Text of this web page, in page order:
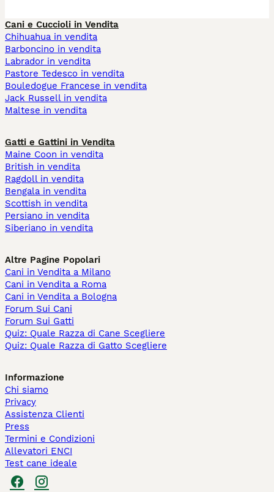
Cani e Cuccioli in Vendita
Chihuahua in vendita
Barboncino in vendita
Labrador in vendita
Pastore Tedesco in vendita
Bouledogue Francese in vendita
Jack Russell in vendita
Maltese in vendita
Gatti e Gattini in Vendita
Maine Coon in vendita
British in vendita
Ragdoll in vendita
Bengala in vendita
Scottish in vendita
Persiano in vendita
Siberiano in vendita
Altre Pagine Popolari
Cani in Vendita a Milano
Cani in Vendita a Roma
Cani in Vendita a Bologna
Forum Sui Cani
Forum Sui Gatti
Quiz: Quale Razza di Cane Scegliere
Quiz: Quale Razza di Gatto Scegliere
Informazione
Chi siamo
Privacy
Assistenza Clienti
Press
Termini e Condizioni
Allevatori ENCI
Test cane ideale